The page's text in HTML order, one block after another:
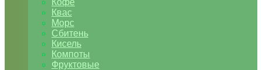
Кофе
Квас
Морс
Сбитень
Кисель
Компоты
Фруктовые